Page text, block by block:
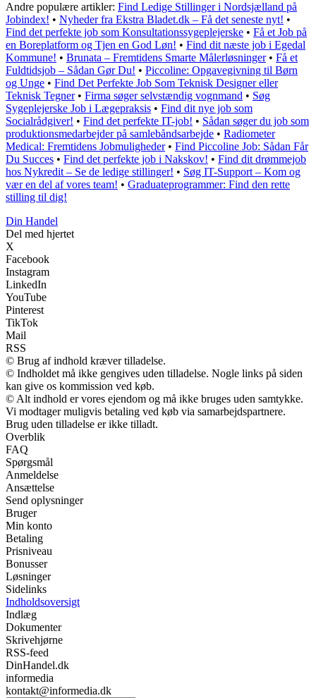
Andre populære artikler: Find Ledige Stillinger i Nordsjælland på
Jobindex! • Nyheder fra Ekstra Bladet.dk – Få det seneste nyt! •
Find det perfekte job som Konsultationssygeplejerske • Få et Job på
en Boreplatform og Tjen en God Løn! • Find dit næste job i Egedal
Kommune! • Brunata – Fremtidens Smarte Målerløsninger• Få et
Fuldtidsjob – Sådan Gør Du! • Piccoline: Opgavegivning til Børn
og Unge • Find Det Perfekte Job Som Teknisk Designer eller
Teknisk Tegner• Firma søger selvstændig vognmand • Søg
Sygeplejerske Job i Lægepraksis • Find dit nye job som
Socialrådgiver! • Find det perfekte IT-job! • Sådan søger du job som
produktionsmedarbejder på samlebåndsarbejde • Radiometer
Medical: Fremtidens Jobmuligheder• Find Piccoline Job: Sådan Får
Du Succes • Find det perfekte job i Nakskov! • Find dit drømmejob
hos Nykredit – Se de ledige stillinger! • Søg IT-Support – Kom og
vær en del af vores team! • Graduateprogrammer: Find den rette
stilling til dig!
Din Handel
Del med hjertet
X
Facebook
Instagram
LinkedIn
YouTube
Pinterest
TikTok
Mail
RSS
© Brug af indhold kræver tilladelse.
© Indholdet må ikke gengives uden tilladelse. Nogle links på siden
kan give os kommission ved køb.
© Alt indhold er vores ejendom og må ikke bruges uden samtykke.
Vi modtager muligvis betaling ved køb via samarbejdspartnere.
Brug uden tilladelse er ikke tilladt.
Overblik
FAQ
Spørgsmål
Anmeldelse
Ansættelse
Send oplysninger
Bruger
Min konto
Betaling
Prisniveau
Bonusser
Løsninger
Sidelinks
Indholdsoversigt
Indlæg
Dokumenter
Skrivehjørne
RSS-feed
DinHandel.dk
informedia
kontakt@informedia.dk